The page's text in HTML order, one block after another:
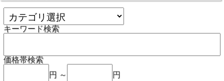
キーワード検索
価格帯検索
円 ～
円